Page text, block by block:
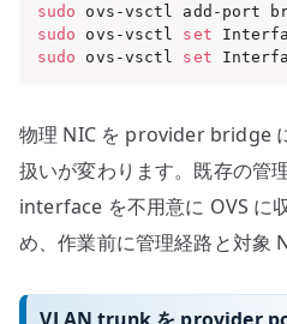
sudo
sudo ovs-vsctl set
sudo ovs-vsctl set
物理 NIC を provider bridge
扱いが変わります。既存の管
interface を不用意に OVS に
め、作業前に管理経路と対象